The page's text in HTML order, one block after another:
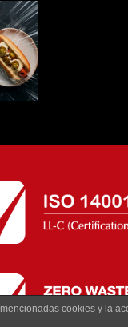
cookies y la